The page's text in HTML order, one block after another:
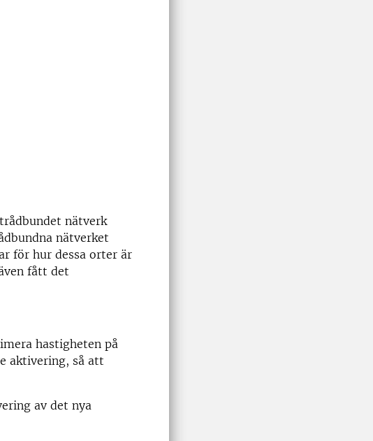
nätverk
nätverket
för hur dessa orter är
fått det
hastigheten på
aktivering, så att
av det nya